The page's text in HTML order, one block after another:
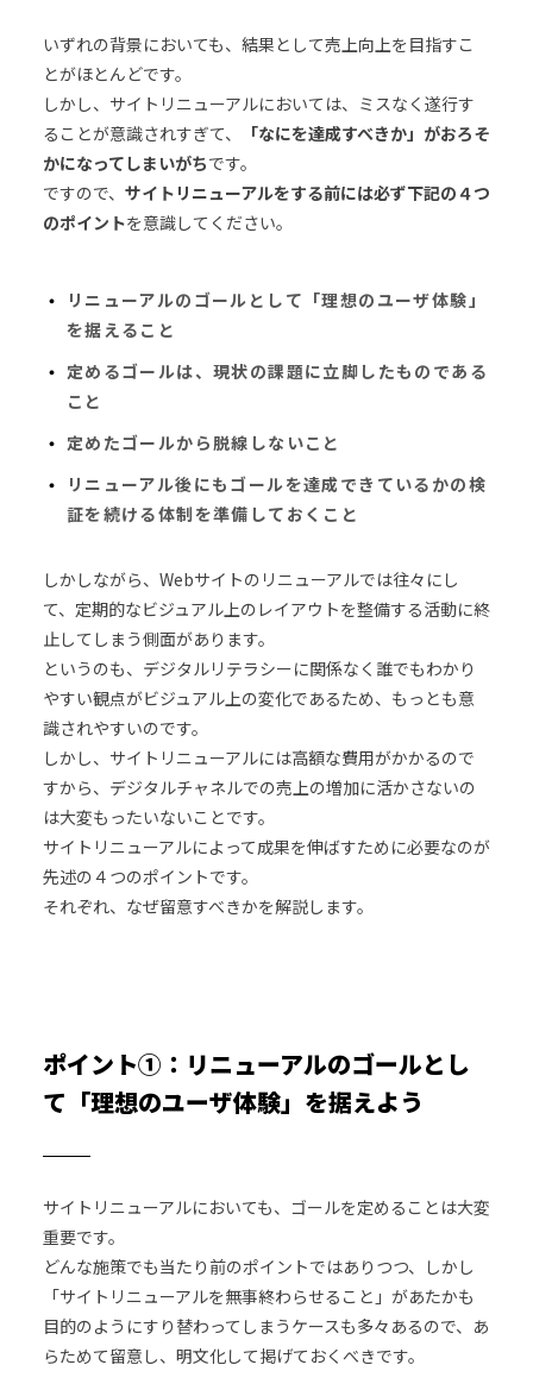
いずれの背景においても、結果として売上向上を目指すこ
とがほとんどです。
しかし、サイトリニューアルにおいては、ミスなく遂行す
ることが意識されすぎて、
「なにを達成すべきか」がおろそ
かになってしまいがちです。
ですので、 サイトリニューアルをする前には必ず下記の４つ
のポイントを意識してください。
リニューアルのゴールとして「理想のユーザ体験」
を据えること
定めるゴールは、現状の課題に立脚したものである
こと
定めたゴールから脱線しないこと
リニューアル後にもゴールを達成できているかの検
証を続ける体制を準備しておくこと
しかしながら、Webサイトのリニューアルでは往々にし
て、定期的なビジュアル上のレイアウトを整備する活動に終
止してしまう側面があります。
というのも、デジタルリテラシーに関係なく誰でもわかり
やすい観点がビジュアル上の変化であるため、もっとも意
識されやすいのです。
しかし、サイトリニューアルには高額な費用がかかるので
すから、デジタルチャネルでの売上の増加に活かさないの
は大変もったいないことです。
サイトリニューアルによって成果を伸ばすために必要なのが
先述の４つのポイントです。
それぞれ、なぜ留意すべきかを解説します。
ポイント①：リニューアルのゴールとし
て「理想のユーザ体験」を据えよう
サイトリニューアルにおいても、ゴールを定めることは大変
重要です。
どんな施策でも当たり前のポイントではありつつ、しかし
「サイトリニューアルを無事終わらせること」があたかも
目的のようにすり替わってしまうケースも多々あるので、あ
らためて留意し、明文化して掲げておくべきです。